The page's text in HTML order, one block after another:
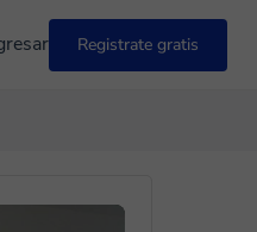
Registrate gratis